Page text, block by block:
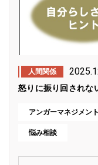
人間関係
怒りに振り回されな
アンガーマネジメント
悩み相談